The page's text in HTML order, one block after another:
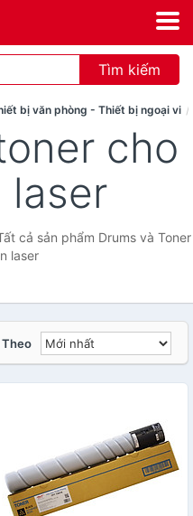
Tìm kiếm
bị văn phòng - Thiết bị ngoại vi
cho
laser
cả sản phẩm Drums và Toner
laser
Theo